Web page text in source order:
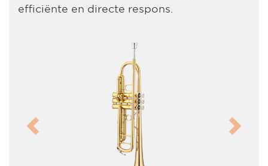
efficiënte en directe respons.
Previous Next